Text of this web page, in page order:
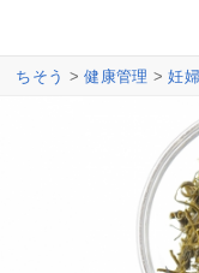
ちそう >健康管理 >妊